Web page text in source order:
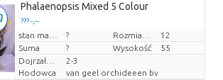
Phalaenopsis Mixed 5 Colour
??? -,--
Cena za sztukę
?
12
Suma
? Wysokość
55
Dojrzałość
2-3
Hodowca
van geel orchideeen bv